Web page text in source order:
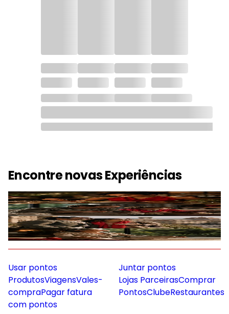
Encontre novas Experiências
Gastronomia e Vinhos
Lazer e Diversão
Viagens
Bem-estar
Usar pontos
ProdutosViagensVales-
compraPagar fatura
com pontos
Juntar pontos
Lojas ParceirasComprar
PontosClubeRestaurantes